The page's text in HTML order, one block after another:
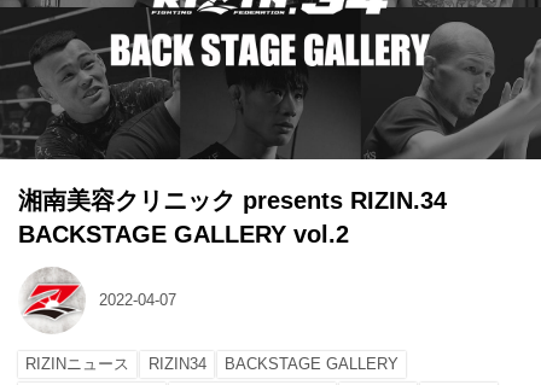
湘南美容クリニック presents RIZIN.34
BACKSTAGE GALLERY vol.2
2022-04-07
RIZINニュース RIZIN34
BACKSTAGE GALLERY